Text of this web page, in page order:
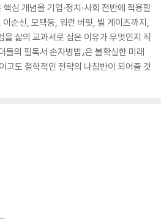
심 개념을 기업·정치·사회 전반에 적용할
순신, 모택동, 워런 버핏, 빌 게이츠까지,
삶의 교과서로 삼은 이유가 무엇인지 직
들의 필독서 손자병법』은 불확실한 미래
고도 철학적인 전략의 나침반이 되어줄 것